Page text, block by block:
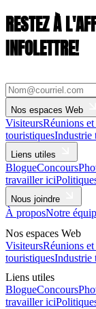
RESTEZ À
INFOLETTRE!
Nos espaces Web
VisiteursRéunions
touristiquesIndustrie
Liens utiles
BlogueConcours
travailler ici
Nous joindre
À proposNotre
Nos espaces Web
VisiteursRéunions
touristiquesIndustrie
Liens utiles
BlogueConcours
travailler ici